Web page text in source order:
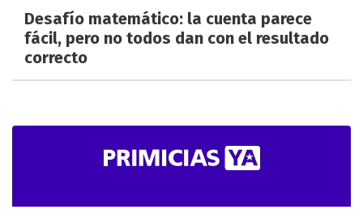
Desafío matemático: la cuenta parece
fácil, pero no todos dan con el resultado
correcto